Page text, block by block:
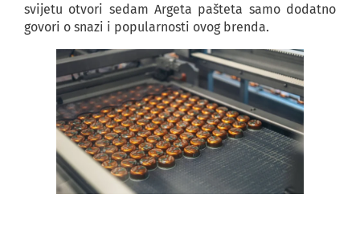
svijetu otvori sedam Argeta pašteta samo dodatno
govori o snazi i popularnosti ovog brenda.